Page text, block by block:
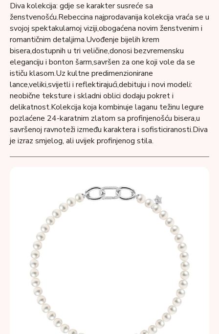
Diva kolekcija: gdje se karakter susreće sa
ženstvenošću.Rebeccina najprodavanija kolekcija vraća se u
svojoj spektakularnoj viziji,obogaćena novim ženstvenim i
romantičnim detaljima.Uvođenje bijelih krem ​​
bisera,dostupnih u tri veličine,donosi bezvremensku
eleganciju i bonton šarm,savršen za one koji vole da se
ističu klasom.Uz kultne predimenzionirane
lance,veliki,svijetli i reflektirajući,debituju i novi modeli:
neobične teksture i skladni oblici dodaju pokret i
delikatnost.Kolekcija koja kombinuje laganu težinu legure
pozlaćene 24-karatnim zlatom sa profinjenošću bisera,u
savršenoj ravnoteži između karaktera i sofisticiranosti.Diva
je izraz smjelog, ali uvijek profinjenog stila.